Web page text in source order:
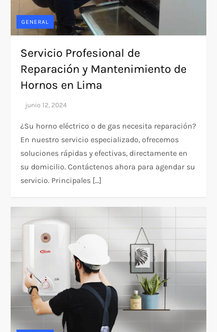
GENERAL
Servicio Profesional de
Reparación y Mantenimiento de
Hornos en Lima
¿Su horno eléctrico o de gas necesita reparación?
En nuestro servicio especializado, ofrecemos
soluciones rápidas y efectivas, directamente en
su domicilio. Contáctenos ahora para agendar su
servicio. Principales […]